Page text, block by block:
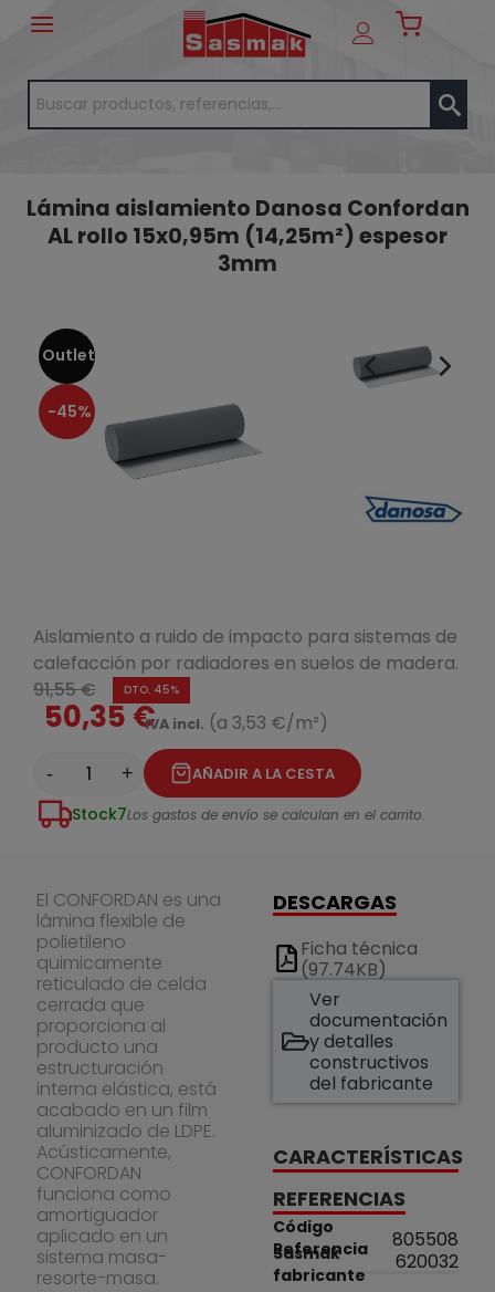
Lámina aislamiento Danosa Confordan
AL rollo 15x0,95m (14,25m²) espesor
3mm
Outlet
-45%
Aislamiento a ruido de impacto para sistemas de
calefacción por radiadores en suelos de madera.
91,55 €
DTO. 45%
50,35 €IVA incl. (a 3,53 €/m²)
- + AÑADIR A LA CESTA
Stock7Los gastos de envío se calculan en el carrito.
El CONFORDAN es una
lámina flexible de
polietileno
quimicamente
reticulado de celda
cerrada que
proporciona al
producto una
estructuración
interna elástica, está
acabado en un film
aluminizado de LDPE.
Acústicamente,
CONFORDAN
funciona como
amortiguador
aplicado en un
sistema masa-
resorte-masa.
DESCARGAS
Ficha técnica
(97.74KB)
Ver
documentación
y detalles
constructivos
del fabricante
CARACTERÍSTICAS
REFERENCIAS
Código
Sasmak
805508
Referencia
fabricante
620032